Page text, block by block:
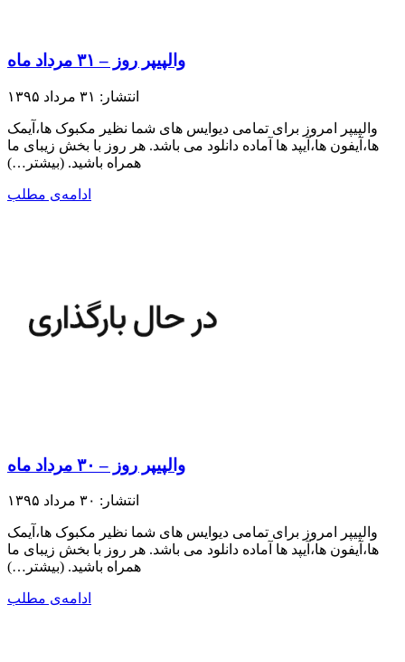
والپیپر روز – ۳۱ مرداد ماه
انتشار: ۳۱ مرداد ۱۳۹۵
والپیپر امروز برای تمامی دیوایس های شما نظیر مکبوک ها،آیمک
ها،آیفون ها،آیپد ها آماده دانلود می باشد. هر روز با بخش زیبای ما
همراه باشید.​ (بیشتر…)
ادامه‌ی مطلب
والپیپر روز – ۳۰ مرداد ماه
انتشار: ۳۰ مرداد ۱۳۹۵
والپیپر امروز برای تمامی دیوایس های شما نظیر مکبوک ها،آیمک
ها،آیفون ها،آیپد ها آماده دانلود می باشد. هر روز با بخش زیبای ما
همراه باشید.​ (بیشتر…)
ادامه‌ی مطلب